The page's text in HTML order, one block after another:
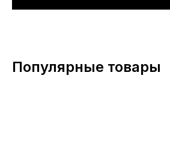
Популярные товары